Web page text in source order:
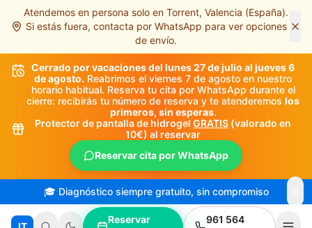
Saltar al contenido principal
Atendemos en persona solo en Torrent, Valencia (España).
Si estás fuera, contacta por WhatsApp para ver opciones
de envío.
Cerrado por vacaciones del lunes 27 de julio al jueves 6
de agosto. Reabrimos el viernes 7 de agosto en nuestro
horario habitual. Reserva tu cita por WhatsApp durante el
cierre: recibirás tu número de reserva y te atenderemos los
primeros, sin esperas.
Protector de pantalla de hidrogel GRATIS (valorado en
10€) al reservar
Reservar cita por WhatsApp
🎓 Diagnóstico siempre gratuito, sin compromiso
Reservar
961 564